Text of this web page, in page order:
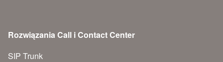
Rozwiązania Call i Contact Center
SIP Trunk